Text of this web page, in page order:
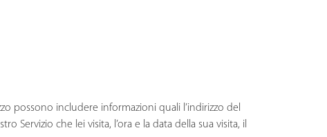
possono includere informazioni quali l’indirizzo del
che lei visita, l’ora e la data della sua visita, il